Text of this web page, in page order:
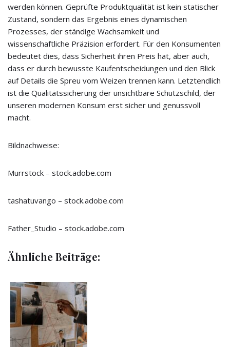
werden können. Geprüfte Produktqualität ist kein statischer
Zustand, sondern das Ergebnis eines dynamischen
Prozesses, der ständige Wachsamkeit und
wissenschaftliche Präzision erfordert. Für den Konsumenten
bedeutet dies, dass Sicherheit ihren Preis hat, aber auch,
dass er durch bewusste Kaufentscheidungen und den Blick
auf Details die Spreu vom Weizen trennen kann. Letztendlich
ist die Qualitätssicherung der unsichtbare Schutzschild, der
unseren modernen Konsum erst sicher und genussvoll
macht.
Bildnachweise:
Murrstock – stock.adobe.com
tashatuvango – stock.adobe.com
Father_Studio – stock.adobe.com
Ähnliche Beiträge: